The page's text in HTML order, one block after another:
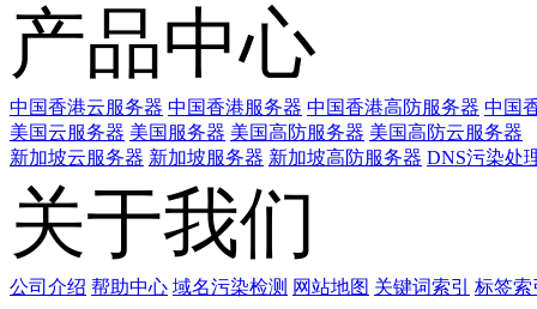
产品中心
中国香港云服务器 中国香港服务器 中国香港高防服务器 中国
美国云服务器 美国服务器 美国高防服务器 美国高防云服务器
新加坡云服务器 新加坡服务器 新加坡高防服务器 DNS污染处
关于我们
公司介绍 帮助中心 域名污染检测 网站地图 关键词索引 标签索